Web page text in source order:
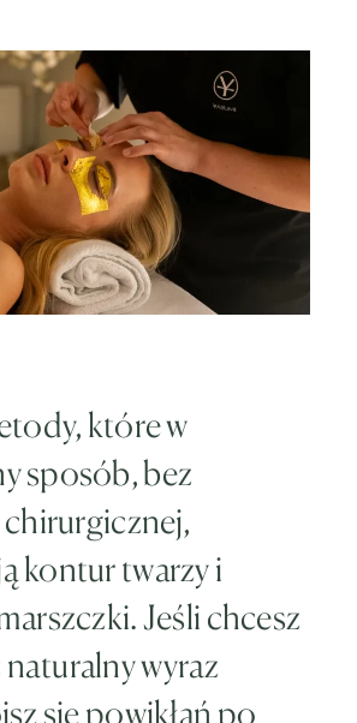
które w
sposób, bez
kontur twarzy i
Jeśli chcesz
wyraz
się powikłań po